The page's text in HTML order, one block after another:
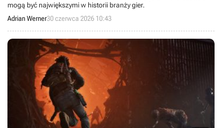
mogą być największymi w historii branży gier.
Adrian Werner30 czerwca 2026 10:43